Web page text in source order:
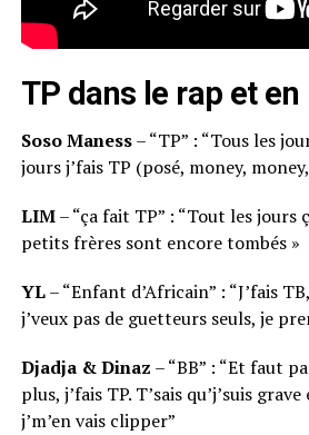
TP dans le rap et
Soso Maness– “TP” : “Tous les
jours j’fais TP (posé, money,
LIM– “ça fait TP” : “Tout les jours
petits frères sont encore tombés »
YL– “Enfant d’Africain” : “J’fais
j’veux pas de guetteurs seuls, je
Djadja & Dinaz – “BB” : “Et faut
plus, j’fais TP. T’sais qu’j’suis
j’m’en vais clipper”